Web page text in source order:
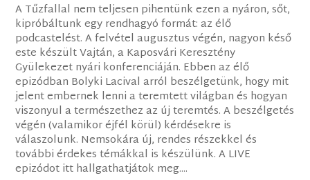
A Tűzfallal nem teljesen pihentünk ezen a nyáron, sőt,
kipróbáltunk egy rendhagyó formát: az élő
podcastelést. A felvétel augusztus végén, nagyon késő
este készült Vajtán, a Kaposvári Keresztény
Gyülekezet nyári konferenciáján. Ebben az élő
epizódban Bolyki Lacival arról beszélgetünk, hogy mit
jelent embernek lenni a teremtett világban és hogyan
viszonyul a természethez az új teremtés. A beszélgetés
végén (valamikor éjfél körül) kérdésekre is
válaszolunk. Nemsokára új, rendes részekkel és
további érdekes témákkal is készülünk. A LIVE
epizódot itt hallgathatjátok meg....